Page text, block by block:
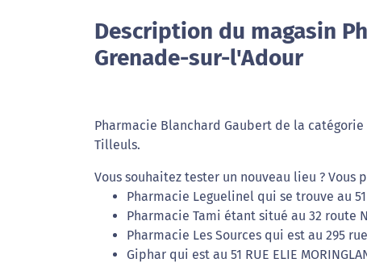
Description du magasin
Grenade-sur-l'Adour
Pharmacie Blanchard Gaubert de la
Tilleuls.
Vous souhaitez tester un nouveau lieu ? Vous
Pharmacie Leguelinel qui se trouve au
Pharmacie Tami étant situé au 32 route
Pharmacie Les Sources qui est au 295
Giphar qui est au 51 RUE ELIE